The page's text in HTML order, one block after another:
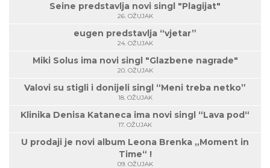
Seine predstavlja novi singl "Plagijat"
26. OŽUJAK
eugen predstavlja “vjetar”
24. OŽUJAK
Miki Solus ima novi singl "Glazbene nagrade"
20. OŽUJAK
Valovi su stigli i donijeli singl “Meni treba netko”
18. OŽUJAK
Klinika Denisa Kataneca ima novi singl “Lava pod“
17. OŽUJAK
U prodaji je novi album Leona Brenka „Moment in
Time“ !
09. OŽUJAK